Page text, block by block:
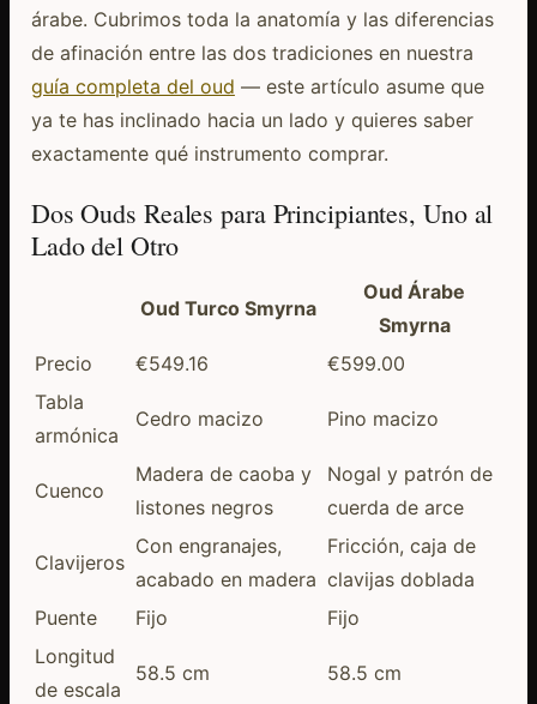
árabe. Cubrimos toda la anatomía y las diferencias
de afinación entre las dos tradiciones en nuestra
guía completa del oud — este artículo asume que
ya te has inclinado hacia un lado y quieres saber
exactamente qué instrumento comprar.
Dos Ouds Reales para Principiantes, Uno al
Lado del Otro
Oud Turco Smyrna
Oud Árabe
Smyrna
Precio
€549.16
€599.00
Tabla
armónica
Cedro macizo Pino macizo
Cuenco
Madera de caoba y
listones negros
Nogal y patrón de
cuerda de arce
Clavijeros
Con engranajes,
acabado en madera
Fricción, caja de
clavijas doblada
Puente
Fijo
Fijo
Longitud
de escala
58.5 cm 58.5 cm